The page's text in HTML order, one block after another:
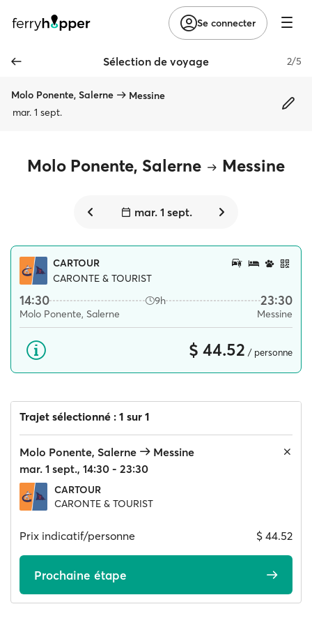
Se connecter
Sélection de voyage 2/5
Molo Ponente, Salerne
Messine
mar. 1 sept.
Molo Ponente, Salerne Messine
mar. 1 sept.
CARTOUR
CARONTE & TOURIST
14:30 9h 23:30
Molo Ponente, Salerne Messine
$ 44.52 / personne
Trajet sélectionné : 1 sur 1
Molo Ponente, Salerne
Messine
mar. 1 sept., 14:30 - 23:30
CARTOUR
CARONTE & TOURIST
Prix indicatif/personne $ 44.52
Prochaine étape